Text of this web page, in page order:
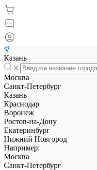
Казань
Москва
Санкт-Петербург
Казань
Краснодар
Воронеж
Ростов-на-Дону
Екатеринбург
Нижний Новгород
Например:
Москва
Санкт-Петербург